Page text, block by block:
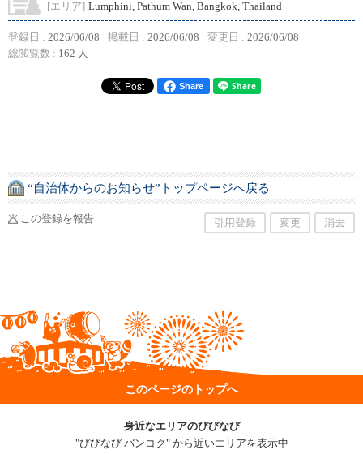
[エリア] Lumphini, Pathum Wan, Bangkok, Thailand
登録日 : 2026/06/08 掲載日 : 2026/06/08 変更日 : 2026/06/08
総閲覧数 : 162 人
Share
“自治体からのお知らせ”トップページへ戻る
この登録を報告 引用登録 変更 消去
このページのトップへ
身近なエリアのびびなび
"びびなび バンコク" から近いエリアを表示中